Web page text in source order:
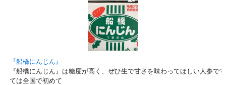
『船橋にんじん』
『船橋にんじん』は糖度が高く、ぜひ生で甘さを味わってほしい人参で
ては全国で初めて